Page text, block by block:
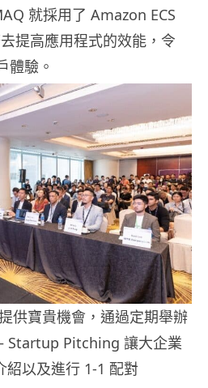
就採用了 Amazon ECS
提高應用程式的效能，令
體驗。
供寶貴機會，通過定期舉辦
Startup Pitching 讓大企業
紹以及進行 1-1 配對